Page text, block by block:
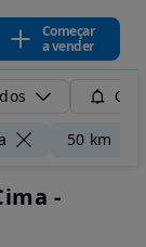
Começar
a vender
50 km
-